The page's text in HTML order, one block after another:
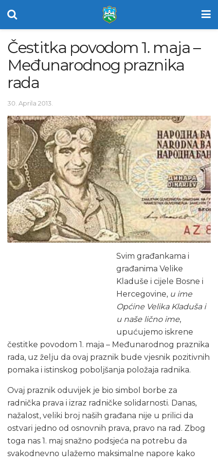
Čestitka povodom 1. maja –
Međunarodnog praznika
rada
30. Aprila 2013.
Svim građankama i
građanima Velike
Kladuše i cijele Bosne i
Hercegovine, u ime
Općine Velika Kladuša i
u naše lično ime,
upućujemo iskrene
čestitke povodom 1. maja – Međunarodnog praznika
rada, uz želju da ovaj praznik bude vjesnik pozitivnih
pomaka i istinskog poboljšanja položaja radnika.
Ovaj praznik oduvijek je bio simbol borbe za
radnička prava i izraz radničke solidarnosti. Danas,
nažalost, veliki broj naših građana nije u prilici da
ostvari jedno od osnovnih prava, pravo na rad. Zbog
toga nas 1. maj snažno podsjeća na potrebu da
svakodnevno ulažemo maksimalne napore kako